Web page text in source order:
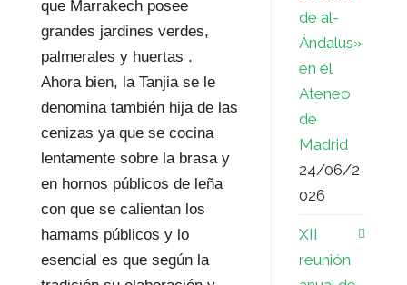
que Marrakech posee
grandes jardines verdes,
palmerales y huertas .
Ahora bien, la Tanjia se le
denomina también hija de las
cenizas ya que se cocina
lentamente sobre la brasa y
en hornos públicos de leña
con que se calientan los
hamams públicos y lo
esencial es que según la
de al-
Ándalus»
en el
Ateneo
de
Madrid
24/06/2
026
XII
reunión